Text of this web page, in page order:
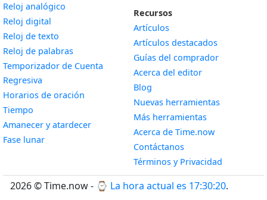
Reloj analógico
Reloj digital
Reloj de texto
Reloj de palabras
Temporizador de Cuenta
Regresiva
Horarios de oración
Tiempo
Amanecer y atardecerWidget
Fase lunarWidget
Recursos
Artículos
Artículos destacados
Guías del comprador
Acerca del editor
Blog
Nuevas herramientas
Más herramientas
Acerca de Time.now
Contáctanos
Términos y Privacidad
2026 © Time.now - ⌚ La hora actual es 17:30:21.